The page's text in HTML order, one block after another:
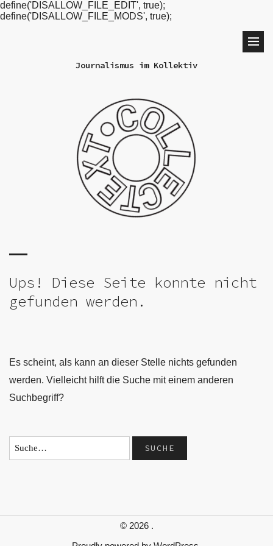
define('DISALLOW_FILE_EDIT', true);
define('DISALLOW_FILE_MODS', true);
Journalismus im Kollektiv
Ups! Diese Seite konnte nicht
gefunden werden.
Es scheint, als kann an dieser Stelle nichts gefunden
werden. Vielleicht hilft die Suche mit einem anderen
Suchbegriff?
© 2026 .